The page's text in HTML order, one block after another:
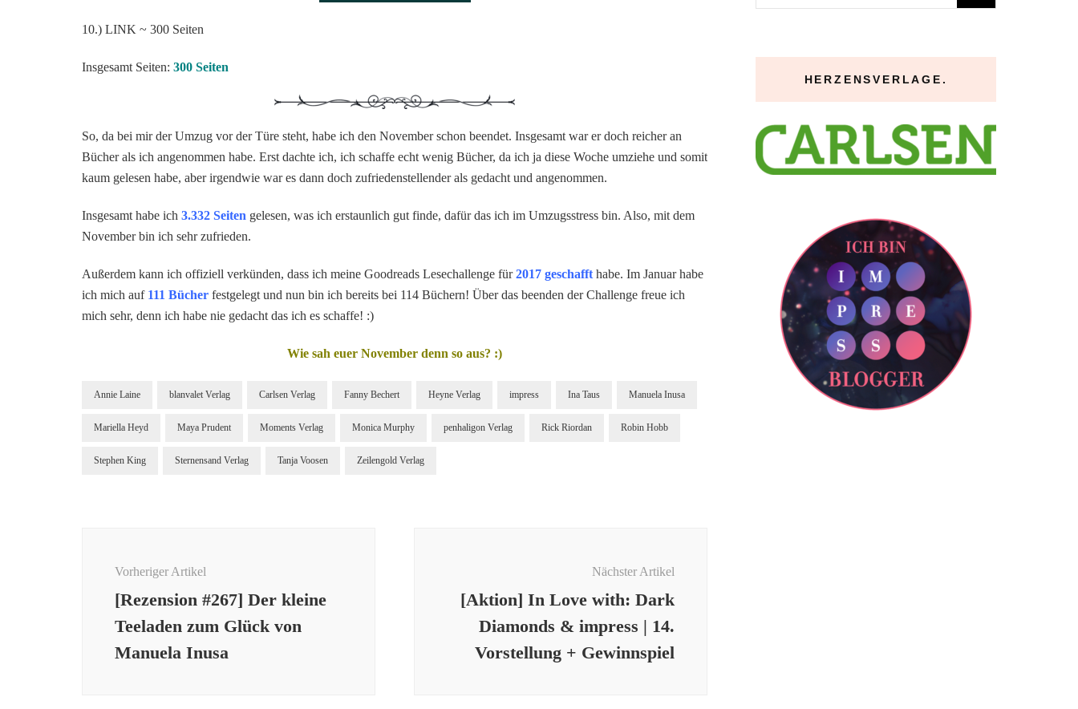
10.) LINK ~ 300 Seiten
Insgesamt Seiten: 300 Seiten
So, da bei mir der Umzug vor der Türe steht, habe ich den November schon beendet. Insgesamt war er doch reicher an
Bücher als ich angenommen habe. Erst dachte ich, ich schaffe echt wenig Bücher, da ich ja diese Woche umziehe und somit
kaum gelesen habe, aber irgendwie war es dann doch zufriedenstellender als gedacht und angenommen.
Insgesamt habe ich 3.332 Seiten gelesen, was ich erstaunlich gut finde, dafür das ich im Umzugsstress bin. Also, mit dem
November bin ich sehr zufrieden.
Außerdem kann ich offiziell verkünden, dass ich meine Goodreads Lesechallenge für2017 geschafft habe. Im Januar habe
ich mich auf 111 Bücher festgelegt und nun bin ich bereits bei 114 Büchern! Über das beenden der Challenge freue ich
mich sehr, denn ich habe nie gedacht das ich es schaffe! :)
Wie sah euer November denn so aus? :)
Annie Laine blanvalet Verlag Carlsen Verlag Fanny Bechert Heyne Verlag impress Ina Taus Manuela Inusa
Mariella Heyd Maya Prudent Moments Verlag Monica Murphy penhaligon Verlag Rick Riordan Robin Hobb
Stephen King Sternensand Verlag Tanja Voosen Zeilengold Verlag
Vorheriger Artikel
[Rezension #267] Der kleine
Teeladen zum Glück von
Manuela Inusa
Nächster Artikel
[Aktion] In Love with: Dark
Diamonds & impress | 14.
Vorstellung + Gewinnspiel
nach:
HERZENSVERLAGE.